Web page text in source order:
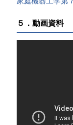
５．動画資料